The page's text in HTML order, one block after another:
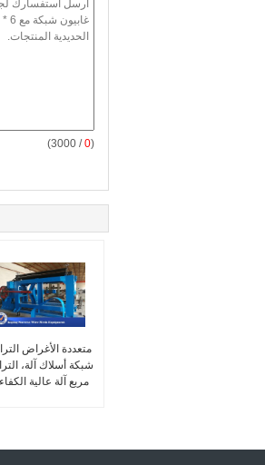
(
0
/ 3000)
متعددة الأغراض
شبكة أسلاك آلة،
مربع آلة عالية